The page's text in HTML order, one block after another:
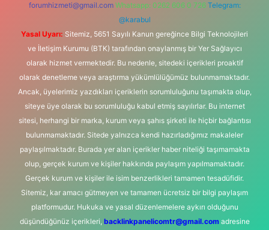
forumhizmeti@gmail.com Whatsapp: 0262 606 0 726 Telegram:
@karabul
Yasal Uyarı: Sitemiz, 5651 Sayılı Kanun gereğince Bilgi Teknolojileri
ve İletişim Kurumu (BTK) tarafından onaylanmış bir Yer Sağlayıcı
olarak hizmet vermektedir. Bu nedenle, sitedeki içerikleri proaktif
olarak denetleme veya araştırma yükümlülüğümüz bulunmamaktadır.
Ancak, üyelerimiz yazdıkları içeriklerin sorumluluğunu taşımakta olup,
siteye üye olarak bu sorumluluğu kabul etmiş sayılırlar. Bu internet
sitesi, herhangi bir marka, kurum veya şahıs şirketi ile hiçbir bağlantısı
bulunmamaktadır. Sitede yalnızca kendi hazırladığımız makaleler
paylaşılmaktadır. Burada yer alan içerikler haber niteliği taşımamakta
olup, gerçek kurum ve kişiler hakkında paylaşım yapılmamaktadır.
Gerçek kurum ve kişiler ile isim benzerlikleri tamamen tesadüfidir.
Sitemiz, kar amacı gütmeyen ve tamamen ücretsiz bir bilgi paylaşım
platformudur. Hukuka ve yasal düzenlemelere aykırı olduğunu
düşündüğünüz içerikleri, backlinkpanelicomtr@gmail.comadresine